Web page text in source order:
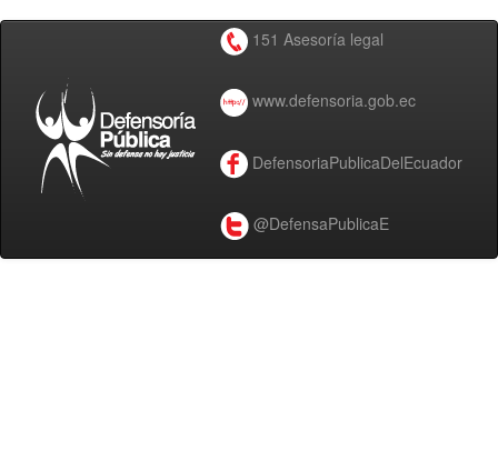
151 Asesoría legal
www.defensoria.gob.ec
DefensoriaPublicaDelEcuador
@DefensaPublicaE